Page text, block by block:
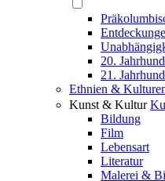
20.
21.
Ethnien &
Kunst & Kultur
Bildung
Film
Lebensart
Literatur
Malerei &